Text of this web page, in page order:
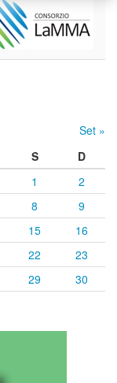
Set »
S
D
1
2
8
9
15
16
22
23
29
30